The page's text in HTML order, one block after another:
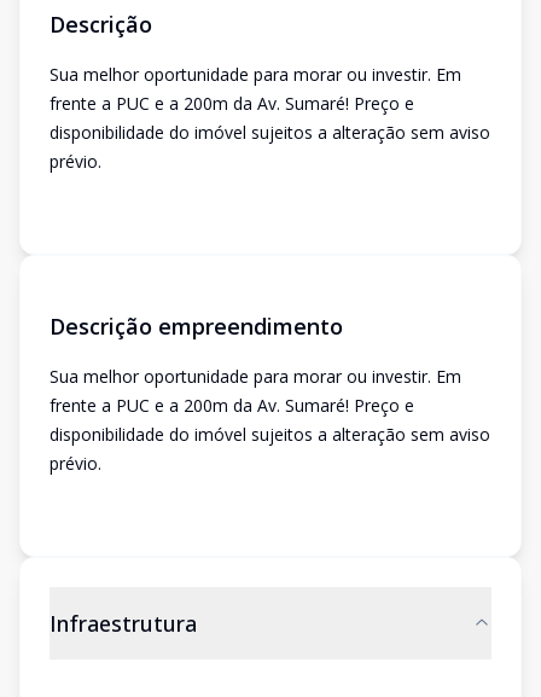
Descrição
Sua melhor oportunidade para morar ou investir. Em
frente a PUC e a 200m da Av. Sumaré! Preço e
disponibilidade do imóvel sujeitos a alteração sem aviso
prévio.
Descrição empreendimento
Sua melhor oportunidade para morar ou investir. Em
frente a PUC e a 200m da Av. Sumaré! Preço e
disponibilidade do imóvel sujeitos a alteração sem aviso
prévio.
Infraestrutura